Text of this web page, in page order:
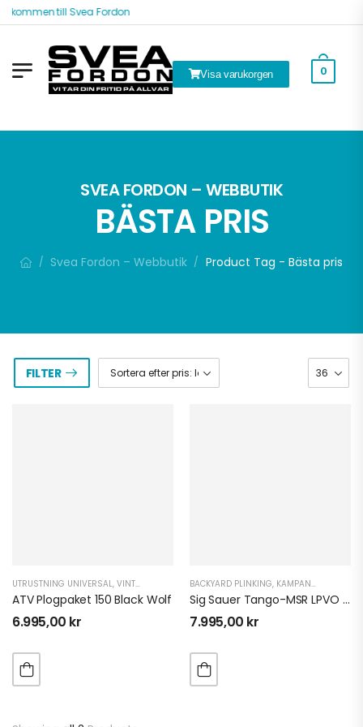
till Svea Fordon
Visa varukorgen 0
SVEA FORDON – WEBBUTIK
BÄSTA PRIS
/ Svea Fordon – Webbutik / Product Tag - Bästa pris
FILTER
UTRUSTNING UNIVERSAL, VINTER ATV VINTER UTV
ATV Plogpaket 150 Black Wolf
6.995,00 kr
BACKYARD PLINKING, KAMPANJER OCH DEALS
Sig Sauer Tango-MSR LPVO 1-6X24 Belyst BDC6
7.995,00 kr